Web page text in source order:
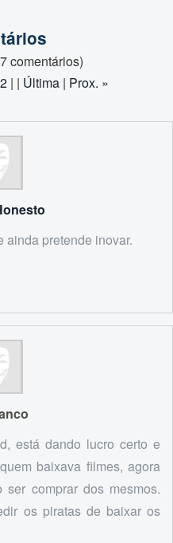
comentários)
2| | Última| Prox. »
ainda pretende inovar.
está dando lucro certo e
baixava filmes, agora
comprar dos mesmos.
os piratas de baixar os